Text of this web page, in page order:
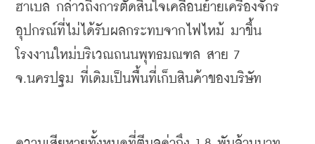
ฮาเบล กล่าวถึงการตัดสินใจเคลื่อนย้ายเครื่องจักร
อุปกรณ์ที่ไม่ได้รับผลกระทบจากไฟไหม้ มาขึ้น
โรงงานใหม่บริเวณถนนพุทธมณฑล สาย
จ.นครปฐม ที่เดิมเป็นพื้นที่เก็บสินค้าของบริษัท